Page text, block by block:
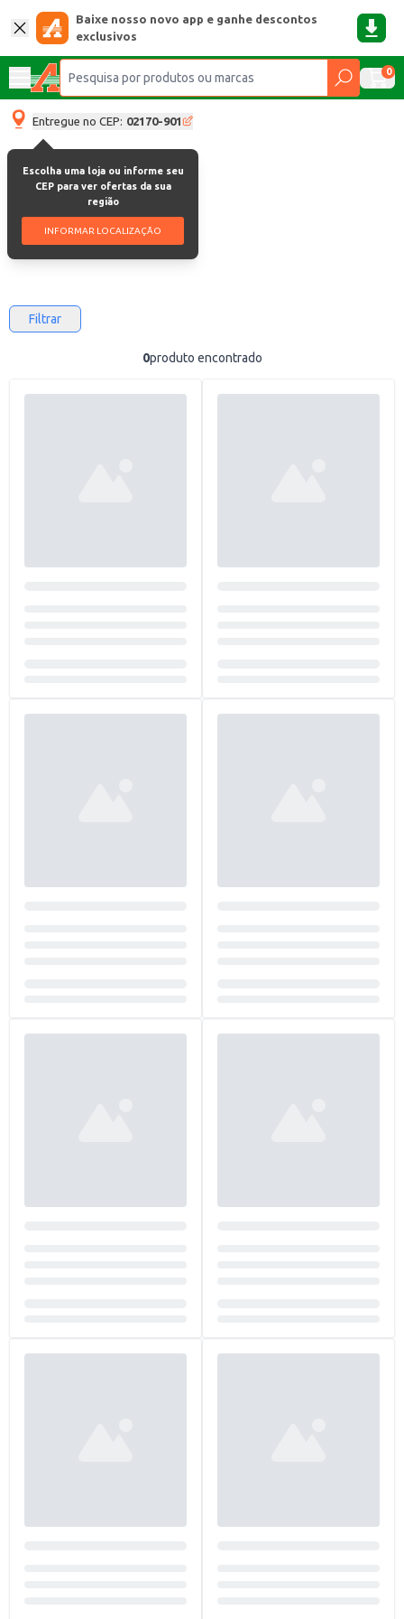
Baixe nosso novo app e ganhe descontos
exclusivos
0
Entregue no CEP: 02170-901
Escolha uma loja ou informe seu
CEP para ver ofertas da sua
região
INFORMAR LOCALIZAÇÃO
Padaria-e-matinais
Padaria E Matinais
Filtrar
0produto encontrado